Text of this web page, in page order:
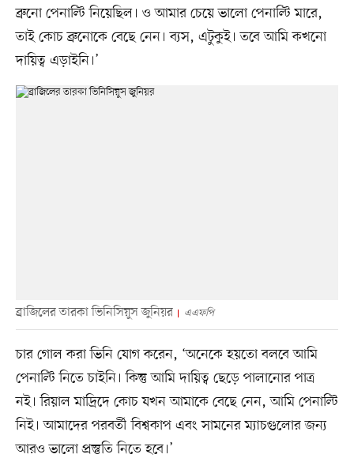
ব্রুনো পেনাল্টি নিয়েছিল। ও আমার চেয়ে ভালো পেনাল্টি মারে,
তাই কোচ ব্রুনোকে বেছে নেন। ব্যস, এটুকুই। তবে আমি কখনো
দায়িত্ব এড়াইনি।’
ব্রাজিলের তারকা ভিনিসিয়ুস জুনিয়র এএফপি
চার গোল করা ভিনি যোগ করেন, ‘অনেকে হয়তো বলবে আমি
পেনাল্টি নিতে চাইনি। কিন্তু আমি দায়িত্ব ছেড়ে পালানোর পাত্র
নই। রিয়াল মাদ্রিদে কোচ যখন আমাকে বেছে নেন, আমি পেনাল্টি
নিই। আমাদের পরবর্তী বিশ্বকাপ এবং সামনের ম্যাচগুলোর জন্য
আরও ভালো প্রস্তুতি নিতে হবে।’